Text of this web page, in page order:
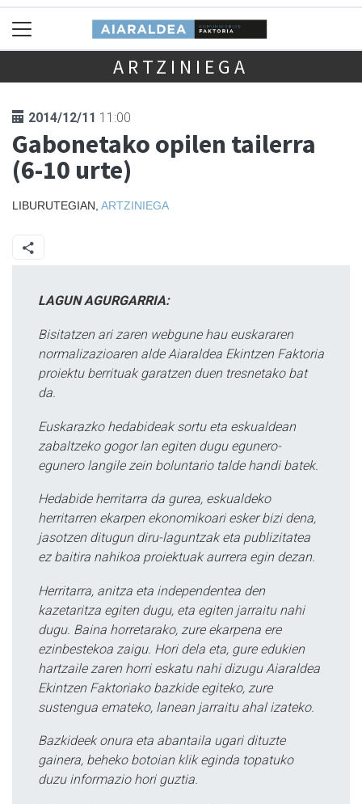
ARTZINIEGA
2014/12/11 11:00
Gabonetako opilen tailerra
(6-10 urte)
LIBURUTEGIAN, ARTZINIEGA
LAGUN AGURGARRIA:
Bisitatzen ari zaren webgune hau euskararen
normalizazioaren alde Aiaraldea Ekintzen Faktoria
proiektu berrituak garatzen duen tresnetako bat
da.
Euskarazko hedabideak sortu eta eskualdean
zabaltzeko gogor lan egiten dugu egunero-
egunero langile zein boluntario talde handi batek.
Hedabide herritarra da gurea, eskualdeko
herritarren ekarpen ekonomikoari esker bizi dena,
jasotzen ditugun diru-laguntzak eta publizitatea
ez baitira nahikoa proiektuak aurrera egin dezan.
Herritarra, anitza eta independentea den
kazetaritza egiten dugu, eta egiten jarraitu nahi
dugu. Baina horretarako, zure ekarpena ere
ezinbestekoa zaigu. Hori dela eta, gure edukien
hartzaile zaren horri eskatu nahi dizugu Aiaraldea
Ekintzen Faktoriako bazkide egiteko, zure
sustengua emateko, lanean jarraitu ahal izateko.
Bazkideek onura eta abantaila ugari dituzte
gainera, beheko botoian klik eginda topatuko
duzu informazio hori guztia.